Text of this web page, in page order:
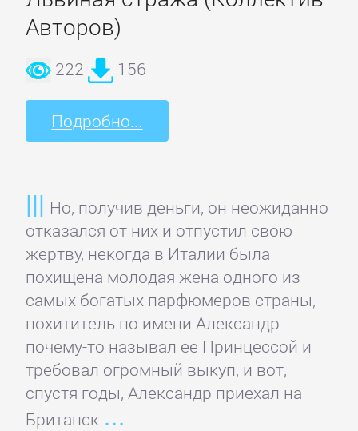
Авторов)
222 156
Подробно...
Но, получив деньги, он неожиданно
отказался от них и отпустил свою
жертву, некогда в Италии была
похищена молодая жена одного из
самых богатых парфюмеров страны,
похититель по имени Александр
почему-то называл ее Принцессой и
требовал огромный выкуп, и вот,
спустя годы, Александр приехал на
Британск
Спорт,
фитнес
Хобби,
Ремесла
Секс
ЗАРУБЕЖНОЕ
Зарубежная
драматургия
Зарубежная
классика